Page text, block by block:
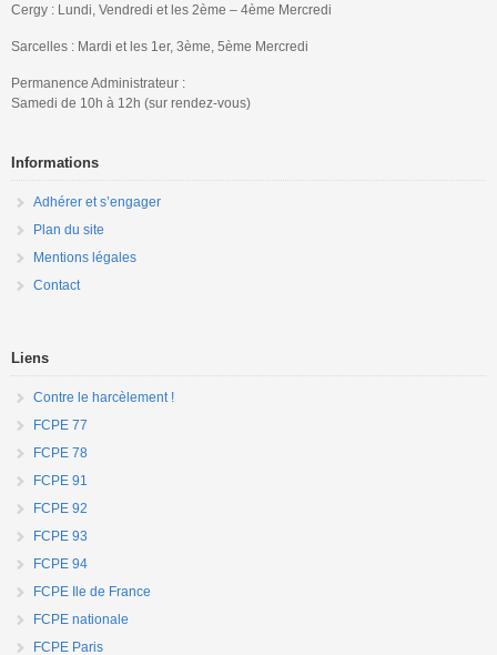
Cergy : Lundi, Vendredi et les 2ème – 4ème Mercredi
Sarcelles : Mardi et les 1er, 3ème, 5ème Mercredi
Permanence Administrateur :
Samedi de 10h à 12h (sur rendez-vous)
Informations
Adhérer et s’engager
Plan du site
Mentions légales
Contact
Liens
Contre le harcèlement !
FCPE 77
FCPE 78
FCPE 91
FCPE 92
FCPE 93
FCPE 94
FCPE Ile de France
FCPE nationale
FCPE Paris